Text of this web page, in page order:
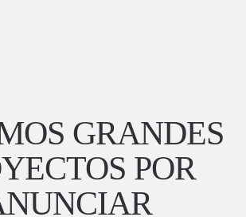
GRANDES
POR